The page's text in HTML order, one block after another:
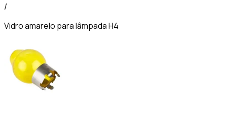
/
Vidro amarelo para lâmpada H4